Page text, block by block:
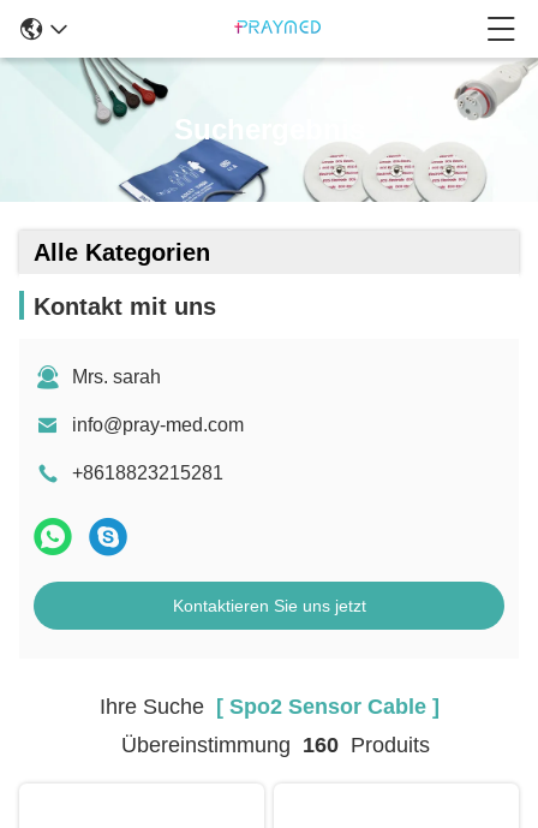
Suchergebnis
Alle Kategorien
Kontakt mit uns
Mrs. sarah
info@pray-med.com
+8618823215281
Kontaktieren Sie uns jetzt
Ihre Suche[ Spo2 Sensor Cable ]
Übereinstimmung 160Produits